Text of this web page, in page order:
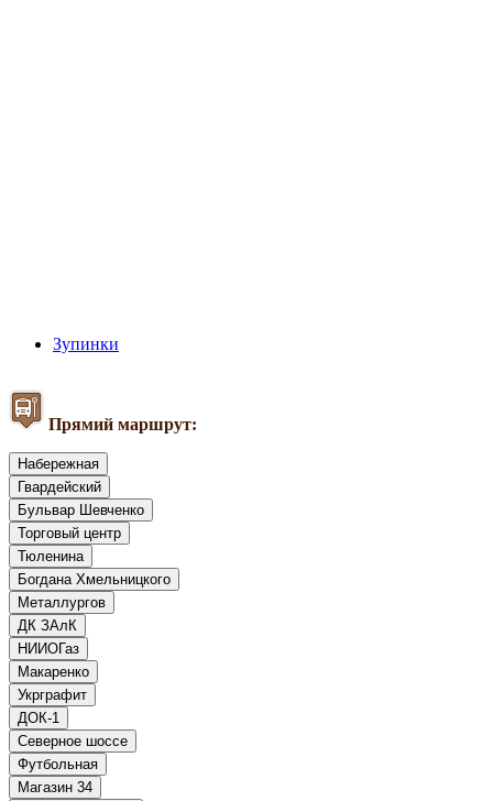
Зупинки
Прямий маршрут:
Набережная
Гвардейский
Бульвар Шевченко
Торговый центр
Тюленина
Богдана Хмельницкого
Металлургов
ДК ЗАлК
НИИОГаз
Макаренко
Укрграфит
ДОК-1
Северное шоссе
Футбольная
Магазин 34